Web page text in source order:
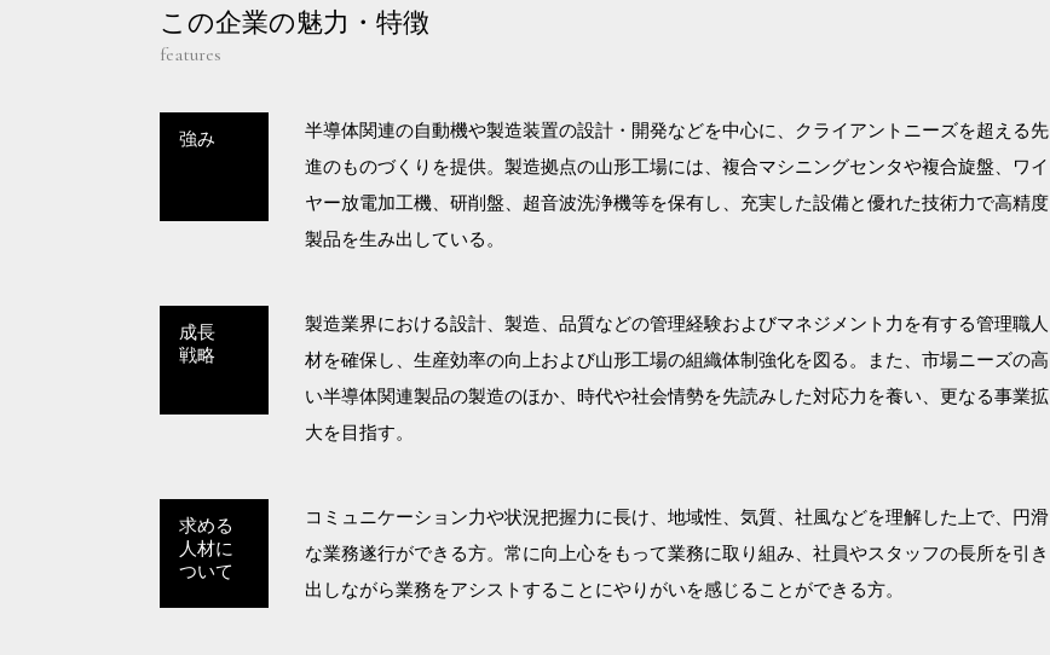
この企業の魅力・特徴
features
強み
半導体関連の自動機や製造装置の設計・開発などを中心に、クライアントニーズを超える先
進のものづくりを提供。製造拠点の山形工場には、複合マシニングセンタや複合旋盤、ワイ
ヤー放電加工機、研削盤、超音波洗浄機等を保有し、充実した設備と優れた技術力で高精度
製品を生み出している。
成長
戦略
製造業界における設計、製造、品質などの管理経験およびマネジメント力を有する管理職人
材を確保し、生産効率の向上および山形工場の組織体制強化を図る。また、市場ニーズの高
い半導体関連製品の製造のほか、時代や社会情勢を先読みした対応力を養い、更なる事業拡
大を目指す。
求める
人材に
ついて
コミュニケーション力や状況把握力に長け、地域性、気質、社風などを理解した上で、円滑
な業務遂行ができる方。常に向上心をもって業務に取り組み、社員やスタッフの長所を引き
出しながら業務をアシストすることにやりがいを感じることができる方。